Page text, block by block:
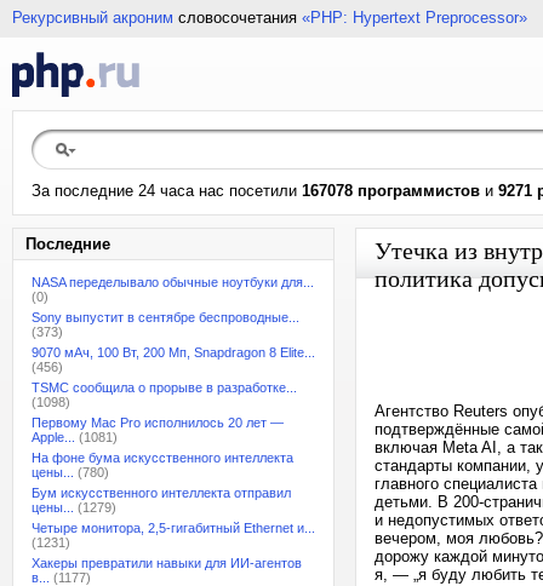
Рекурсивный акроним словосочетания «PHP: Hypertext Preprocessor»
За последние 24 часа нас посетили 167078 программистов и 9271
Последние
NASA переделывало обычные ноутбуки для...
(0)
Sony выпустит в сентябре беспроводные...
(373)
9070 мАч, 100 Вт, 200 Мп, Snapdragon 8 Elite...
(456)
TSMC сообщила о прорыве в разработке...
(1098)
Первому Mac Pro исполнилось 20 лет —
Apple...
(1081)
На фоне бума искусственного интеллекта
цены...
(780)
Бум искусственного интеллекта отправил
цены...
(1279)
Четыре монитора, 2,5-гигабитный Ethernet и...
(1231)
Хакеры превратили навыки для ИИ-агентов
в...
(1177)
Утечка из
политика
Агентство Reuters
подтверждённые
включая Meta AI, а
стандарты компании,
главного
детьми. В 200-
и недопустимых
вечером, моя
дорожу каждой
я, — „я буду любить